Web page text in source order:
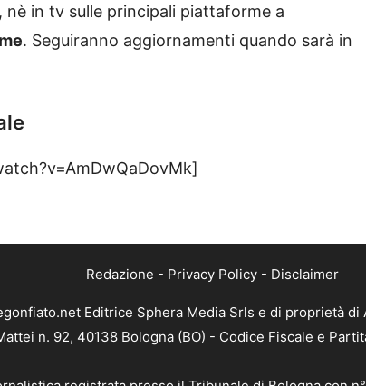
in tv sulle principali piattaforme a
. Seguiranno aggiornamenti quando sarà in
Redazione - Privacy Policy- Disclaimer
Editrice Sphera Media Srls e di proprietà
n. 92, 40138 Bologna (BO) - Codice Fiscale e